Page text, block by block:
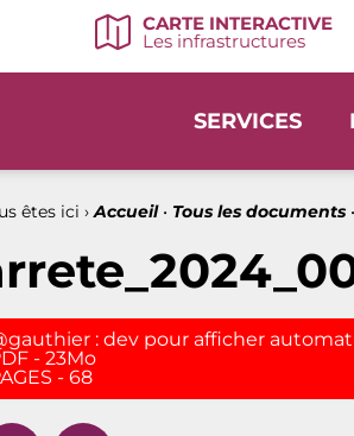
CARTE INTERACTIVE
Les infrastructures
SERVICES
êtes ici › Accueil• Tous les documents•
: dev pour afficher
- 23Mo
- 68